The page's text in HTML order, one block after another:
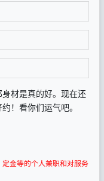
材是真的好。现在还
！看你们运气吧。
金等的个人兼职和对服务